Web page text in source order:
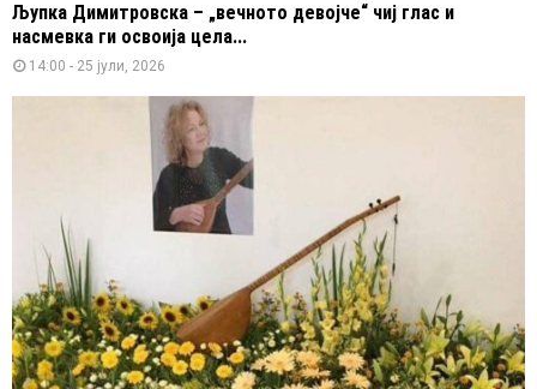
Љупка Димитровска – „вечното девојче“ чиј глас и
насмевка ги освоија цела...
14:00 - 25 јули, 2026